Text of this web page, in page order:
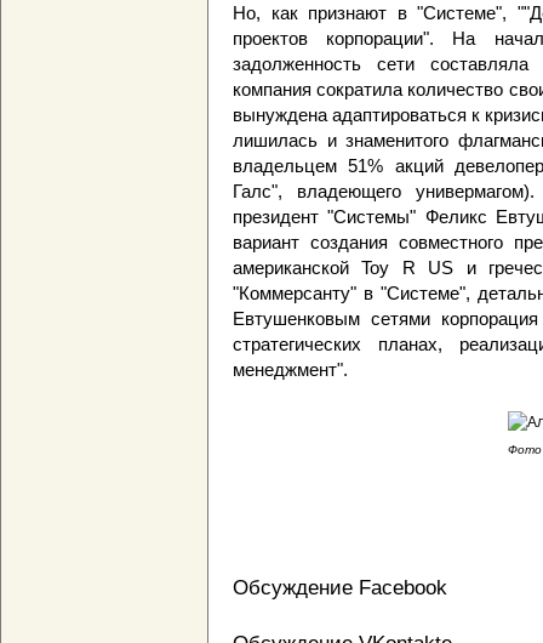
Но, как признают в "Системе",
проектов корпорации". На
задолженность сети
компания сократила количество
вынуждена адаптироваться к
лишилась и знаменитого
владельцем 51% акций
Галс", владеющего
президент "Системы" Феликс
вариант создания совместного
американской Toy R US и
"Коммерсанту" в "Системе",
Евтушенковым сетями
стратегических планах,
менеджмент".
Фото
Обсуждение Facebook